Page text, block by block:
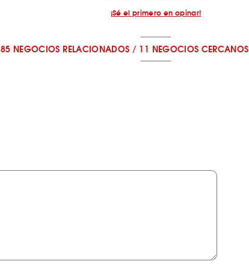
¡Sé el primero en opinar!
85 NEGOCIOS RELACIONADOS / 11 NEGOCIOS CERCANOS